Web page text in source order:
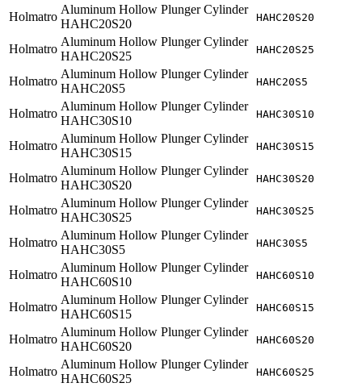
Holmatro
Aluminum Hollow Plunger Cylinder
HAHC20S20
HAHC20S20
Holmatro
Aluminum Hollow Plunger Cylinder
HAHC20S25
HAHC20S25
Holmatro
Aluminum Hollow Plunger Cylinder
HAHC20S5
HAHC20S5
Holmatro
Aluminum Hollow Plunger Cylinder
HAHC30S10
HAHC30S10
Holmatro
Aluminum Hollow Plunger Cylinder
HAHC30S15
HAHC30S15
Holmatro
Aluminum Hollow Plunger Cylinder
HAHC30S20
HAHC30S20
Holmatro
Aluminum Hollow Plunger Cylinder
HAHC30S25
HAHC30S25
Holmatro
Aluminum Hollow Plunger Cylinder
HAHC30S5
HAHC30S5
Holmatro
Aluminum Hollow Plunger Cylinder
HAHC60S10
HAHC60S10
Holmatro
Aluminum Hollow Plunger Cylinder
HAHC60S15
HAHC60S15
Holmatro
Aluminum Hollow Plunger Cylinder
HAHC60S20
HAHC60S20
Holmatro
Aluminum Hollow Plunger Cylinder
HAHC60S25
HAHC60S25